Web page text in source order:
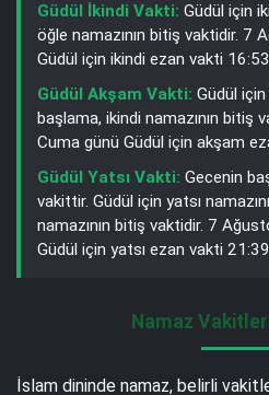
Güdül İkindi Vakti: Güdül için
öğle namazının bitiş vaktidir. 7
Güdül için ikindi ezan vakti
Güdül Akşam Vakti: Güdül için
başlama, ikindi namazının bitiş
Cuma günü Güdül için akşam
Güdül Yatsı Vakti: Gecenin
vakittir. Güdül için yatsı
namazının bitiş vaktidir. 7
Güdül için yatsı ezan vakti
Namaz
İslam dininde namaz, belirli